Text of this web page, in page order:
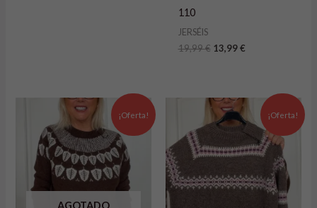
110
JERSÉIS
19,99€ 13,99€
¡Oferta!
El
precio
original
era:
39,99 €.
El
precio
actual
es:
15,99 €.
¡Oferta!
El
precio
original
39,99 €.
precio
actual
19,99 €.